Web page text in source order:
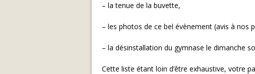
– la tenue de la buvette,
– les photos de ce bel évènement (avis à nos
– la désinstallation du gymnase le dimanche
Cette liste étant loin d’être exhaustive, votre